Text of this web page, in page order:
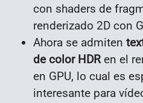
con shaders de
renderizado 2D con
Ahora se admiten
de color HDR en el
en GPU, lo cual es
interesante para